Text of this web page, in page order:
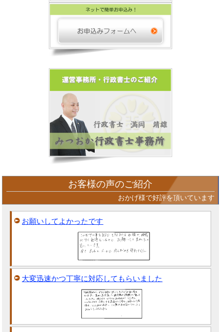
お客様の声のご紹介
おかげ様で好評を頂いています
お願いしてよかったです
大変迅速かつ丁寧に対応してもらいました